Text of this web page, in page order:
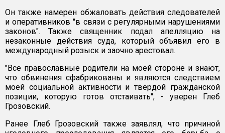
Он также намерен обжаловать действия следователей
и оперативников "в связи с регулярными нарушениями
законов". Также священник подал апелляцию на
незаконные действия суда, который объявил его в
международный розыск и заочно арестовал.
"Все православные родители на моей стороне и знают,
что обвинения сфабрикованы и являются следствием
моей социальной активности и твердой гражданской
позиции, которую готов отстаивать", - уверен Глеб
Грозовский.
Ранее Глеб Грозовский также заявлял, что причиной